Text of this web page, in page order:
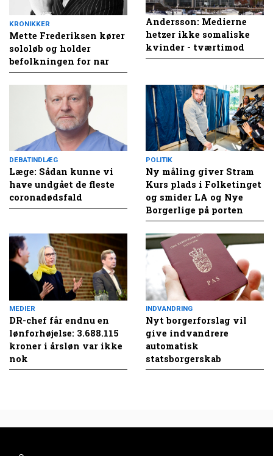
KRONIKKER
Mette Frederiksen kører
sololøb og holder
befolkningen for nar
Andersson: Medierne
hetzer ikke somaliske
kvinder - tværtimod
DEBATINDLÆG
Læge: Sådan kunne vi
have undgået de fleste
coronadødsfald
POLITIK
Ny måling giver Stram
Kurs plads i Folketinget
og smider LA og Nye
Borgerlige på porten
MEDIER
DR-chef får endnu en
lønforhøjelse: 3.688.115
kroner i årsløn var ikke
nok
INDVANDRING
Nyt borgerforslag vil
give indvandrere
automatisk
statsborgerskab